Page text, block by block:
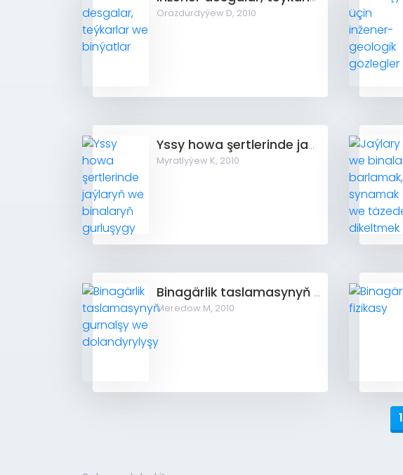
Orazdurdyýew D, 2010
Yssy howa şertlerinde jaýlaryň we binalaryň gurluşygy
Myratlyýew K, 2010
Binagärlik taslamasynyň gurnalşy we dolandyrylyşy
Meredow M, 2010
1